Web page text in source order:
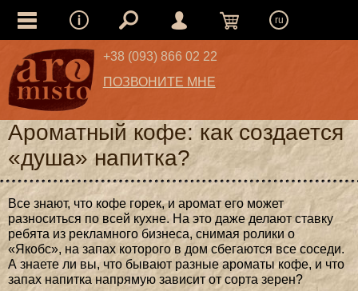
ru
+38 (093) 866 02 22
ПОЗВОНИТЕ МНЕ
Ароматный кофе: как создается
«душа» напитка?
Все знают, что кофе горек, и аромат его может
разноситься по всей кухне. На это даже делают ставку
ребята из рекламного бизнеса, снимая ролики о
«Якобс», на запах которого в дом сбегаются все соседи.
А знаете ли вы, что бывают разные ароматы кофе, и что
запах напитка напрямую зависит от сорта зерен?